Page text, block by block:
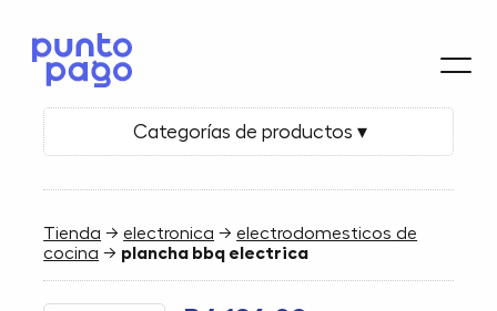
Categorías de productos ▾
Tienda →electronica →electrodomesticos de
cocina → plancha bbq electrica